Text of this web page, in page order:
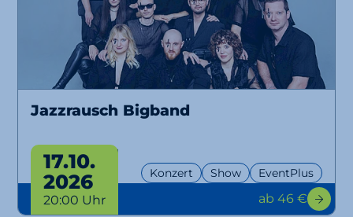
Jazzrausch Bigband
Bangers Only!
Konzert Show EventPlus
17.10.
2026
20:00 Uhr ab 46 €